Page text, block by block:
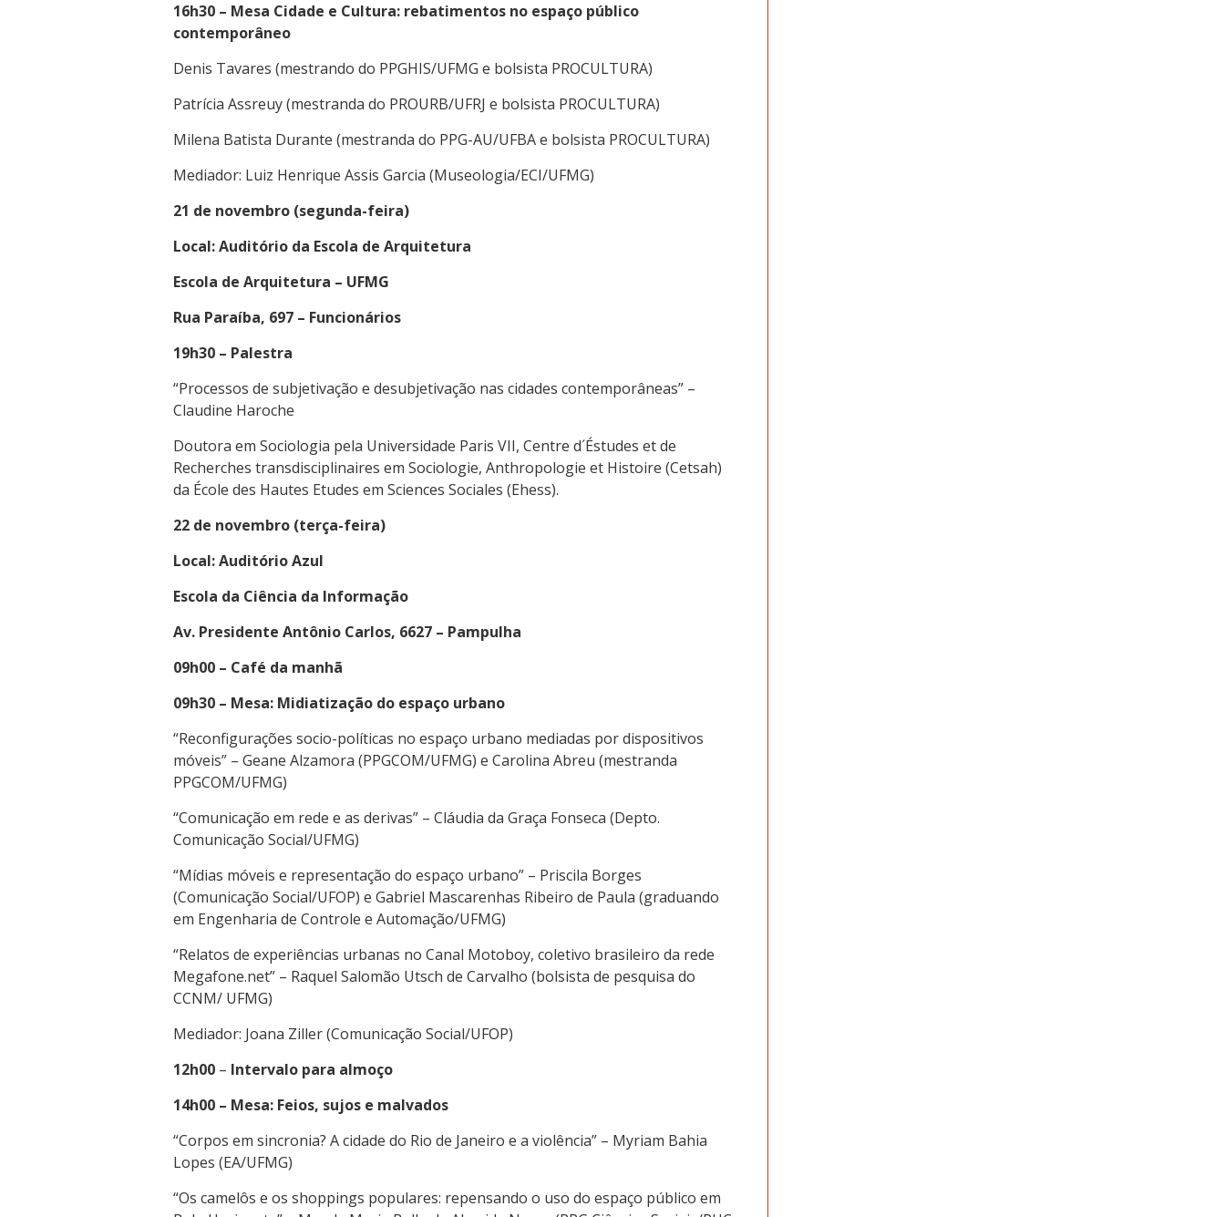
16h30 – Mesa Cidade e Cultura: rebatimentos no espaço público
contemporâneo
Denis Tavares (mestrando do PPGHIS/UFMG e bolsista PROCULTURA)
Patrícia Assreuy (mestranda do PROURB/UFRJ e bolsista PROCULTURA)
Milena Batista Durante (mestranda do PPG-AU/UFBA e bolsista PROCULTURA)
Mediador: Luiz Henrique Assis Garcia (Museologia/ECI/UFMG)
21 de novembro (segunda-feira)
Local: Auditório da Escola de Arquitetura
Escola de Arquitetura – UFMG
Rua Paraíba, 697 – Funcionários
19h30 – Palestra
“Processos de subjetivação e desubjetivação nas cidades contemporâneas” –
Claudine Haroche
Doutora em Sociologia pela Universidade Paris VII, Centre d´Éstudes et de
Recherches transdisciplinaires em Sociologie, Anthropologie et Histoire (Cetsah)
da École des Hautes Etudes em Sciences Sociales (Ehess).
22 de novembro (terça-feira)
Local: Auditório Azul
Escola da Ciência da Informação
Av. Presidente Antônio Carlos, 6627 – Pampulha
09h00 – Café da manhã
09h30 – Mesa: Midiatização do espaço urbano
“Reconfigurações socio-políticas no espaço urbano mediadas por dispositivos
móveis” – Geane Alzamora (PPGCOM/UFMG) e Carolina Abreu (mestranda
PPGCOM/UFMG)
“Comunicação em rede e as derivas” – Cláudia da Graça Fonseca (Depto.
Comunicação Social/UFMG)
“Mídias móveis e representação do espaço urbano” – Priscila Borges
(Comunicação Social/UFOP) e Gabriel Mascarenhas Ribeiro de Paula (graduando
em Engenharia de Controle e Automação/UFMG)
“Relatos de experiências urbanas no Canal Motoboy, coletivo brasileiro da rede
Megafone.net” – Raquel Salomão Utsch de Carvalho (bolsista de pesquisa do
CCNM/ UFMG)
Mediador: Joana Ziller (Comunicação Social/UFOP)
12h00 – Intervalo para almoço
14h00 – Mesa: Feios, sujos e malvados
“Corpos em sincronia? A cidade do Rio de Janeiro e a violência” – Myriam Bahia
Lopes (EA/UFMG)
“Os camelôs e os shoppings populares: repensando o uso do espaço público em